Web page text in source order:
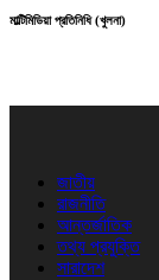
মাল্টিমিডিয়া প্রতিনিধি (খুলনা)
জাতীয়
রাজনীতি
আন্তর্জাতিক
তথ্য প্রযুক্তি
সারাদেশ